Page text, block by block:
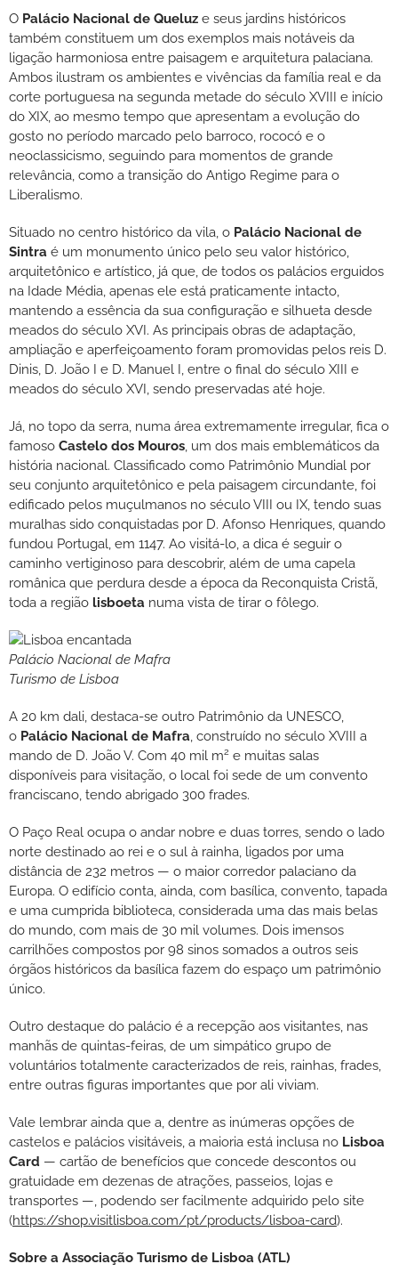
O Palácio Nacional de Queluz e seus jardins históricos
também constituem um dos exemplos mais notáveis da
ligação harmoniosa entre paisagem e arquitetura palaciana.
Ambos ilustram os ambientes e vivências da família real e da
corte portuguesa na segunda metade do século XVIII e início
do XIX, ao mesmo tempo que apresentam a evolução do
gosto no período marcado pelo barroco, rococó e o
neoclassicismo, seguindo para momentos de grande
relevância, como a transição do Antigo Regime para o
Liberalismo.
Situado no centro histórico da vila, o Palácio Nacional de
Sintra é um monumento único pelo seu valor histórico,
arquitetônico e artístico, já que, de todos os palácios erguidos
na Idade Média, apenas ele está praticamente intacto,
mantendo a essência da sua configuração e silhueta desde
meados do século XVI. As principais obras de adaptação,
ampliação e aperfeiçoamento foram promovidas pelos reis D.
Dinis, D. João I e D. Manuel I, entre o final do século XIII e
meados do século XVI, sendo preservadas até hoje.
Já, no topo da serra, numa área extremamente irregular, fica o
famoso Castelo dos Mouros, um dos mais emblemáticos da
história nacional. Classificado como Patrimônio Mundial por
seu conjunto arquitetônico e pela paisagem circundante, foi
edificado pelos muçulmanos no século VIII ou IX, tendo suas
muralhas sido conquistadas por D. Afonso Henriques, quando
fundou Portugal, em 1147. Ao visitá-lo, a dica é seguir o
caminho vertiginoso para descobrir, além de uma capela
românica que perdura desde a época da Reconquista Cristã,
toda a região lisboeta numa vista de tirar o fôlego.
Palácio Nacional de Mafra
Turismo de Lisboa
A 20 km dali, destaca-se outro Patrimônio da UNESCO,
o Palácio Nacional de Mafra, construído no século XVIII a
mando de D. João V. Com 40 mil m2 e muitas salas
disponíveis para visitação, o local foi sede de um convento
franciscano, tendo abrigado 300 frades.
O Paço Real ocupa o andar nobre e duas torres, sendo o lado
norte destinado ao rei e o sul à rainha, ligados por uma
distância de 232 metros — o maior corredor palaciano da
Europa. O edifício conta, ainda, com basílica, convento, tapada
e uma cumprida biblioteca, considerada uma das mais belas
do mundo, com mais de 30 mil volumes. Dois imensos
carrilhões compostos por 98 sinos somados a outros seis
órgãos históricos da basílica fazem do espaço um patrimônio
único.
Outro destaque do palácio é a recepção aos visitantes, nas
manhãs de quintas-feiras, de um simpático grupo de
voluntários totalmente caracterizados de reis, rainhas, frades,
entre outras figuras importantes que por ali viviam.
Vale lembrar ainda que a, dentre as inúmeras opções de
castelos e palácios visitáveis, a maioria está inclusa no Lisboa
Card — cartão de benefícios que concede descontos ou
gratuidade em dezenas de atrações, passeios, lojas e
transportes —, podendo ser facilmente adquirido pelo site
(https://shop.visitlisboa.com/pt/products/lisboa-card).
Sobre a Associação Turismo de Lisboa (ATL)